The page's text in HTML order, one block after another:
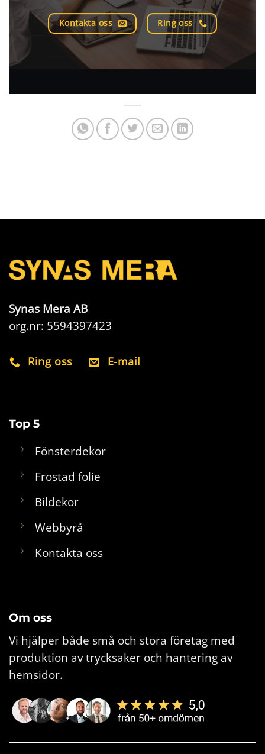
Kontakta oss Ring oss
Synas Mera AB
org.nr: 5594397423
Ring oss E-mail
Top 5
Fönsterdekor
Frostad folie
Bildekor
Webbyrå
Kontakta oss
Om oss
Vi hjälper både små och stora företag med
produktion av trycksaker och hantering av
hemsidor.